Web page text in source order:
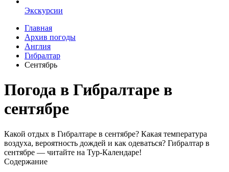
Экскурсии
Главная
Архив погоды
Англия
Гибралтар
Сентябрь
Погода в Гибралтаре в
сентябре
Какой отдых в Гибралтаре в сентябре? Какая температура
воздуха, вероятность дождей и как одеваться? Гибралтар в
сентябре — читайте на Тур-Календаре!
Содержание